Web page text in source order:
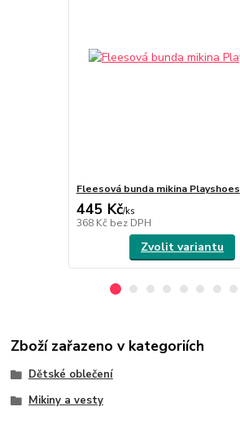
Fleesová bunda mikina Playshoes
445 Kč/ks
368 Kč bez DPH
Zvolit variantu
Zboží zařazeno v kategoriích
Dětské oblečení
Mikiny a vesty